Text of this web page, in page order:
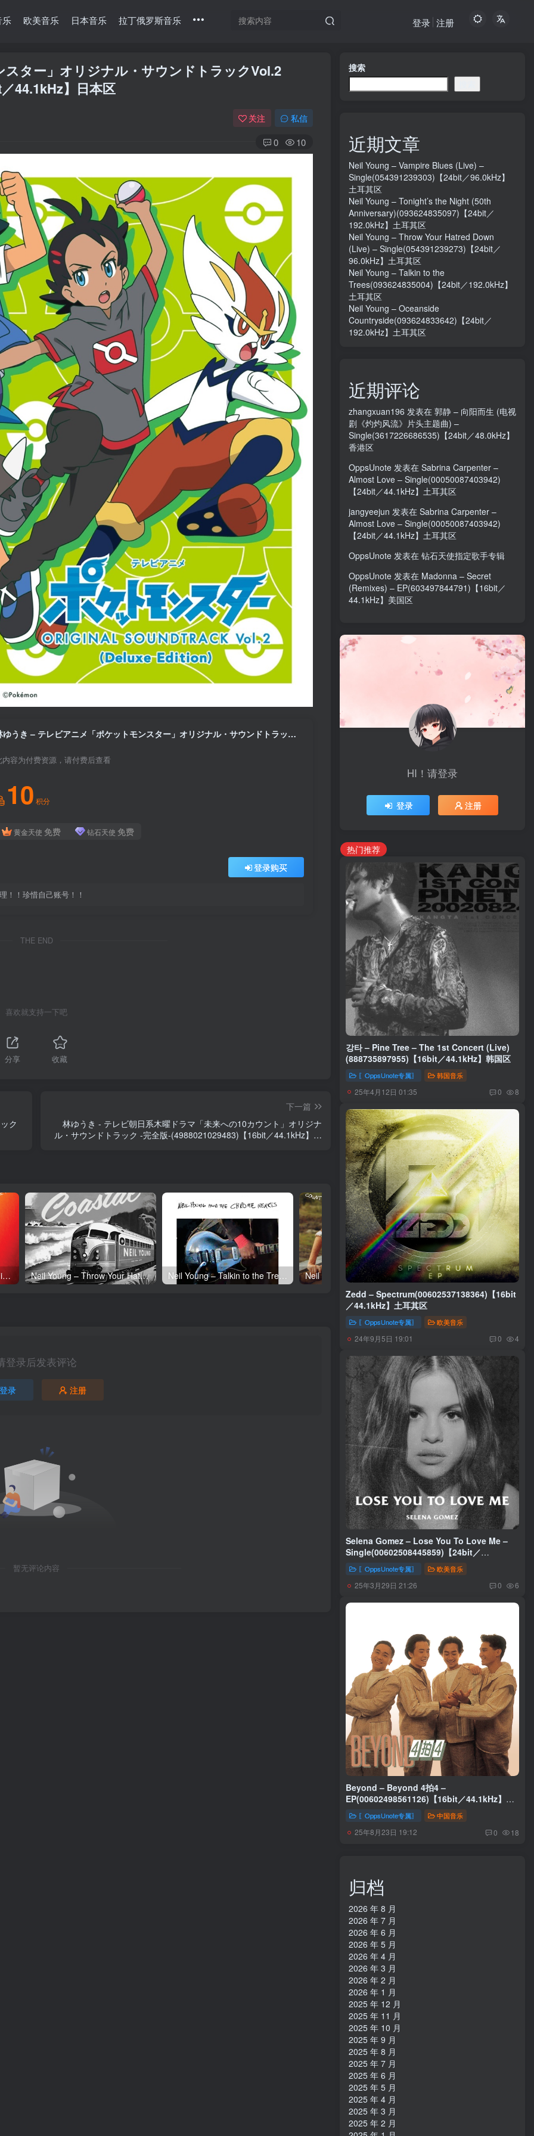
乐 欧美音乐 日本音乐 拉丁俄罗斯音乐 登录 注册
ター」オリジナル・サウンドトラックVol.2
44.1kHz】日本区
关注 私信
0 10
林ゆうき – テレビアニメ「ポケットモンスター」オリジナル・サウンドトラックVol.2 (Deluxe Edition)(4547366569742)【16bit／44.1kHz】日本区
内容为付费资源，请付费后查看
10 积分
黄金天使 免费 钻石天使 免费
登录购买
！！珍惜自己账号！！
THE END
喜欢就支持一下吧
分享 收藏
ク
下一篇
林ゆうき - テレビ朝日系木曜ドラマ「未来への10カウント」オリジナ
ル・サウンドトラック -完全版-(4988021029483)【16bit／44.1kHz】日
Neil Young – Tonight’s the Night (50th Anniversary)(093624835097)【24bit／192.0kHz】土耳其区 Neil Young – Throw Your Hatred Down (Live) – Single(054391239273)【24bit／96.0kHz】土耳其区 Neil Young – Talkin to the Trees(093624835004)【24bit／192.0kHz】土耳其区 Neil Young – Oceanside Countryside(093624833642)【24bit／192.0kHz】土耳其区
登录后发表评论
登录 注册
暂无评论内容
搜索
近期文章
Neil Young – Vampire Blues (Live) –
Single(054391239303)【24bit／96.0kHz】
土耳其区
Neil Young – Tonight’s the Night (50th
Anniversary)(093624835097)【24bit／
192.0kHz】土耳其区
Neil Young – Throw Your Hatred Down
(Live) – Single(054391239273)【24bit／
96.0kHz】土耳其区
Neil Young – Talkin to the
Trees(093624835004)【24bit／192.0kHz】
土耳其区
Neil Young – Oceanside
Countryside(093624833642)【24bit／
192.0kHz】土耳其区
近期评论
zhangxuan196 发表在 郭静 – 向阳而生 (电视
剧《灼灼风流》片头主题曲) –
Single(3617226686535)【24bit／48.0kHz】
香港区
OppsUnote 发表在 Sabrina Carpenter –
Almost Love – Single(00050087403942)
【24bit／44.1kHz】土耳其区
jangyeejun 发表在 Sabrina Carpenter –
Almost Love – Single(00050087403942)
【24bit／44.1kHz】土耳其区
OppsUnote 发表在 钻石天使指定歌手专辑
OppsUnote 发表在 Madonna – Secret
(Remixes) – EP(603497844791)【16bit／
44.1kHz】美国区
HI！请登录
登录 注册
热门推荐
강타 – Pine Tree – The 1st Concert (Live)
(888735897955)【16bit／44.1kHz】韩国区
〖OppsUnote专属〗 韩国音乐
25年4月12日 01:35 0 8
Zedd – Spectrum(00602537138364)【16bit
／44.1kHz】土耳其区
〖OppsUnote专属〗 欧美音乐
24年9月5日 19:01 0 4
Selena Gomez – Lose You To Love Me –
Single(00602508445859)【24bit／
44.1kHz】美国区
〖OppsUnote专属〗 欧美音乐
25年3月29日 21:26 0 6
Beyond – Beyond 4拍4 –
EP(00602498561126)【16bit／44.1kHz】香
港区〖OppsUnote专属〗 中国音乐
25年8月23日 19:12 0 18
归档
2026 年 8 月
2026 年 7 月
2026 年 6 月
2026 年 5 月
2026 年 4 月
2026 年 3 月
2026 年 2 月
2026 年 1 月
2025 年 12 月
2025 年 11 月
2025 年 10 月
2025 年 9 月
2025 年 8 月
2025 年 7 月
2025 年 6 月
2025 年 5 月
2025 年 4 月
2025 年 3 月
2025 年 2 月